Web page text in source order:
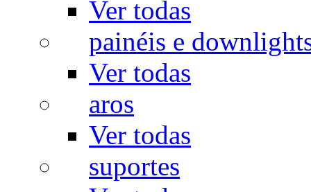
Ver todas
painéis e
Ver todas
aros
Ver todas
suportes